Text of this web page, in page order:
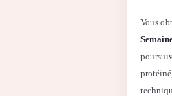
Vous